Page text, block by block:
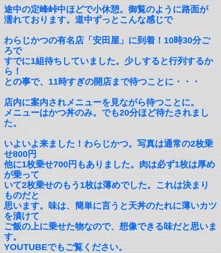
途中の定峰峠中ほどで小休憩。御覧のように路面が
濡れております。道中ずっとこんな感じで
わらじかつの有名店「安田屋」に到着！10時30分ご
ろで
すでに1組待ちしていました。少しすると行列するか
ら！
との事で、11時すぎの開店まで待つことに・・・
店内に案内されメニューを見ながら待つことに。
メニューはかつ丼のみ。でも20分ほど待たされまし
た。
いよいよ来ました！わらじかつ。写真は通常の2枚乗
せ800円
他に1枚乗せ700円もありました。肉は必ず1枚は厚め
が乗って
いて2枚乗せのもう1枚は薄めでした。これは決まり
ものだと
思います。味は、簡単に言うと天丼のたれに薄いカツ
を漬けて
ご飯の上に乗せた物なので、想像できる味だと思いま
す。
YOUTUBEでもご覧ください。